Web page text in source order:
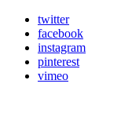
twitter
facebook
instagram
pinterest
vimeo